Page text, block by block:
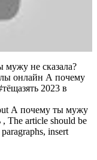
не сказала?
онлайн А почему
2023 в
А почему ты мужу
The article should be
insert